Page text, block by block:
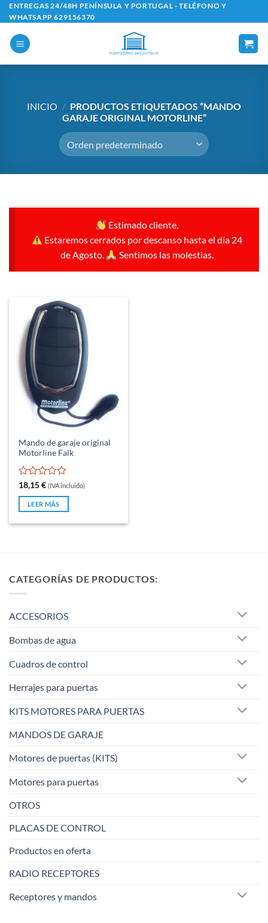
Saltar
al
contenido
ENTREGAS 24/48H PENÍNSULA Y PORTUGAL - TELÉFONO Y
WHATSAPP 629156370
INICIO / PRODUCTOS ETIQUETADOS “MANDO
GARAJE ORIGINAL MOTORLINE”
Estimado cliente,
Estaremos cerrados por descanso hasta el día 24
de Agosto.
Sentimos las molestias.
Mando de garaje original
Motorline Falk
Valorado
con
de
5
18,15€ (IVA incluido)
LEER MÁS
CATEGORÍAS DE PRODUCTOS:
ACCESORIOS
Bombas de agua
Cuadros de control
Herrajes para puertas
KITS MOTORES PARA PUERTAS
MANDOS DE GARAJE
Motores de puertas (KITS)
Motores para puertas
OTROS
PLACAS DE CONTROL
Productos en oferta
RADIO RECEPTORES
Receptores y mandos